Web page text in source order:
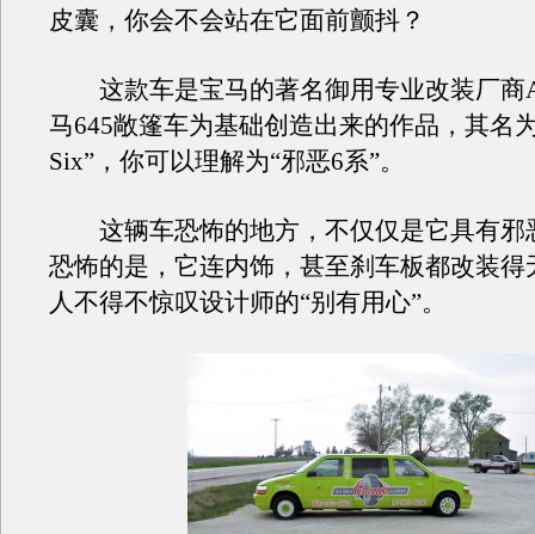
皮囊，你会不会站在它面前颤抖？
这款车是宝马的著名御用专业改装厂商
马645敞篷车为基础创造出来的作品，其名
Six”，你可以理解为“邪恶6系”。
这辆车恐怖的地方，不仅仅是它具有邪
恐怖的是，它连内饰，甚至刹车板都改装得
人不得不惊叹设计师的“别有用心”。